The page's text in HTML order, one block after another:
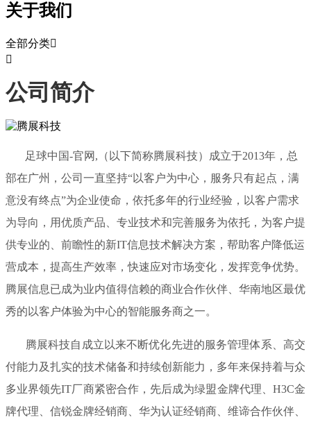
关于我们
全部分类

公司简介
足球中国-官网,（以下简称腾展科技）成立于2013年，总
部在广州，公司一直坚持“以客户为中心，服务只有起点，满
意没有终点”为企业使命，依托多年的行业经验，以客户需求
为导向，用优质产品、专业技术和完善服务为依托，为客户提
供专业的、前瞻性的新IT信息技术解决方案，帮助客户降低运
营成本，提高生产效率，快速应对市场变化，发挥竞争优势。
腾展信息已成为业内值得信赖的商业合作伙伴、华南地区最优
秀的以客户体验为中心的智能服务商之一。
腾展科技自成立以来不断优化先进的服务管理体系、高交
付能力及扎实的技术储备和持续创新能力，多年来保持着与众
多业界领先IT厂商紧密合作，先后成为绿盟金牌代理、H3C金
牌代理、信锐金牌经销商、华为认证经销商、维谛合作伙伴、